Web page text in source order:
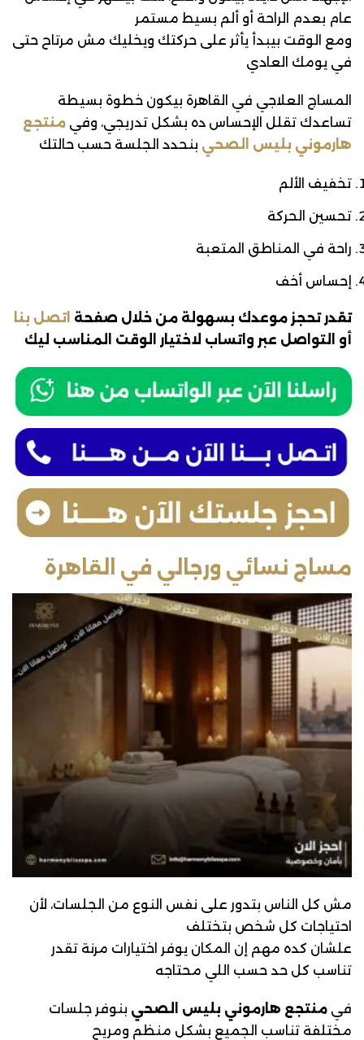
عام بعدم الراحة أو ألم بسيط مستمر
ومع الوقت بيبدأ يأثر على حركتك ويخليك مش مرتاح حتى
في يومك العادي
المساج العلاجي في القاهرة بيكون خطوة بسيطة
تساعدك تقلل الإحساس ده بشكل تدريجي، وفي منتجع
هارموني بليس الصحي بنحدد الجلسة حسب حالتك
تخفيف الألم
تحسين الحركة
راحة في المناطق المتعبة
إحساس أخف
تقدر تحجز موعدك بسهولة من خلال صفحة اتصل بنا
أو التواصل عبر واتساب لاختيار الوقت المناسب ليك
مساج نسائي ورجالي في القاهرة
مش كل الناس بتدور على نفس النوع من الجلسات، لأن
احتياجات كل شخص بتختلف
علشان كده مهم إن المكان يوفر اختيارات مرنة تقدر
تناسب كل حد حسب اللي محتاجه
في منتجع هارموني بليس الصحي بنوفر جلسات
مختلفة تناسب الجميع بشكل منظم ومريح